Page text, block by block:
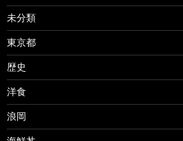
未分類
東京都
歴史
洋食
浪岡